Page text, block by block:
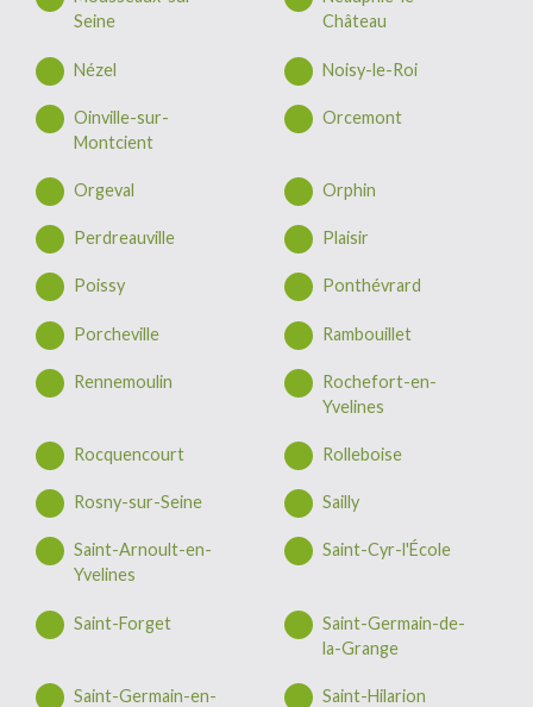
Seine
Château
Nézel Noisy-le-Roi
Oinville-sur-
Montcient
Orcemont
Orgeval Orphin
Perdreauville Plaisir
Poissy Ponthévrard
Porcheville Rambouillet
Rennemoulin
Rochefort-en-
Yvelines
Rocquencourt Rolleboise
Rosny-sur-Seine Sailly
Saint-Arnoult-en-
Yvelines
Saint-Cyr-l'École
Saint-Forget
Saint-Germain-de-
la-Grange
Saint-Germain-en-
Saint-Hilarion